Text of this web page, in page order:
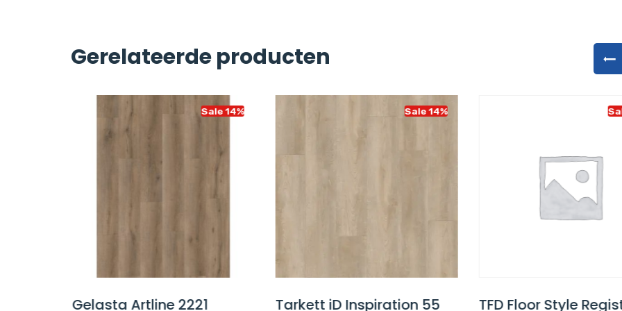
Gerelateerde producten
Sale 14%
Gelasta Artline 2221
Sale 14%
Tarkett iD Inspiration 55 TFD Floor Style